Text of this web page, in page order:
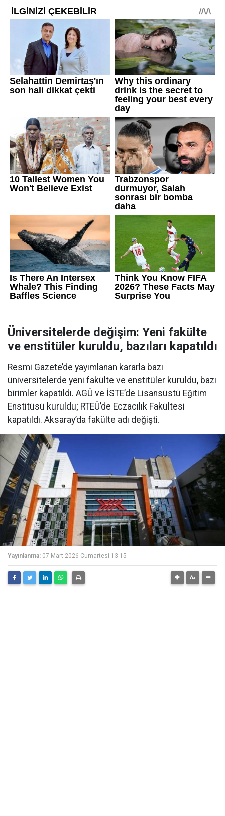
Üniversitelerde değişim: Yeni fakülte
ve enstitüler kuruldu, bazıları kapatıldı
Resmi Gazete’de yayımlanan kararla bazı
üniversitelerde yeni fakülte ve enstitüler kuruldu, bazı
birimler kapatıldı. AGÜ ve İSTE’de Lisansüstü Eğitim
Enstitüsü kuruldu; RTEÜ’de Eczacılık Fakültesi
kapatıldı. Aksaray’da fakülte adı değişti.
Yayınlanma: 07 Mart 2026 Cumartesi 13:15